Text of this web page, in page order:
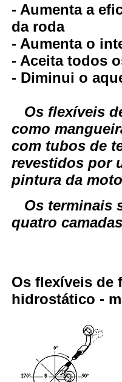
- Aumenta a
da roda
- Aumenta o
- Aceita todos
- Diminui o
Os flexíveis
como
com tubos de
revestidos por
pintura da
Os terminais
quatro
Os flexíveis de
hidrostático -